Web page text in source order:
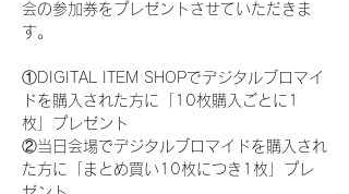
会の参加券をプレゼントさせていただきま
す。
①DIGITAL ITEM SHOPでデジタルブロマイ
ドを購入された方に「10枚購入ごとに1
枚」プレゼント
②当日会場でデジタルブロマイドを購入され
た方に「まとめ買い10枚につき1枚」プレ